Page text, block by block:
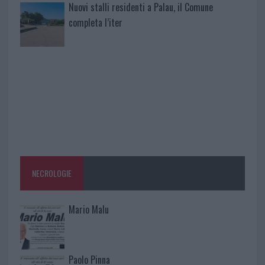
Nuovi stalli residenti a Palau, il Comune
completa l’iter
NECROLOGIE
Mario Malu
Paolo Pinna